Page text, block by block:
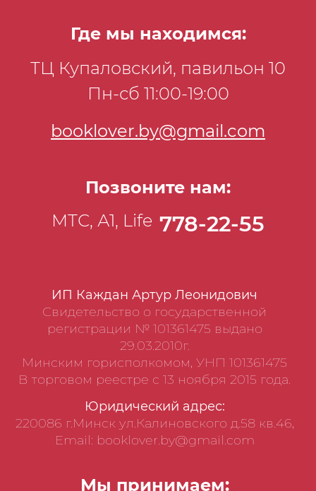
ИП Каждан Артур Леонидович
Свидетельство о государственной
регистрации № 101361475 выдано
29.03.2010г.
Минским горисполкомом, УНП 101361475
В торговом реестре с 13 ноября 2015 года.
Юридический адрес:
220086 г.Минск ул.Калиновского д.58 кв.46,
Email: booklover.by@gmail.com
Мы принимаем:
Где мы находимся:
ТЦ Купаловский, павильон 10
Пн-сб 11:00-19:00
booklover.by@gmail.com
Позвоните нам:
МТС, А1, Life 778-22-55